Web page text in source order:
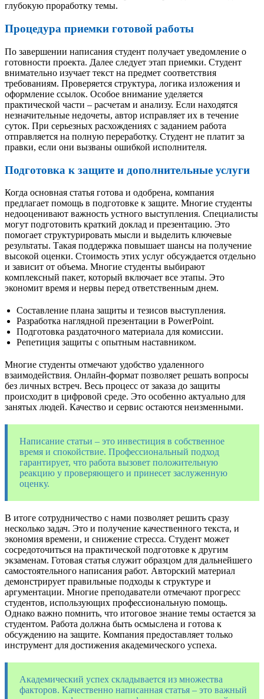
глубокую проработку темы.
Процедура приемки готовой работы
По завершении написания студент получает уведомление о
готовности проекта. Далее следует этап приемки. Студент
внимательно изучает текст на предмет соответствия
требованиям. Проверяется структура, логика изложения и
оформление ссылок. Особое внимание уделяется
практической части – расчетам и анализу. Если находятся
незначительные недочеты, автор исправляет их в течение
суток. При серьезных расхождениях с заданием работа
отправляется на полную переработку. Студент не платит за
правки, если они вызваны ошибкой исполнителя.
Подготовка к защите и дополнительные услуги
Когда основная статья готова и одобрена, компания
предлагает помощь в подготовке к защите. Многие студенты
недооценивают важность устного выступления. Специалисты
могут подготовить краткий доклад и презентацию. Это
помогает структурировать мысли и выделить ключевые
результаты. Такая поддержка повышает шансы на получение
высокой оценки. Стоимость этих услуг обсуждается отдельно
и зависит от объема. Многие студенты выбирают
комплексный пакет, который включает все этапы. Это
экономит время и нервы перед ответственным днем.
Составление плана защиты и тезисов выступления.
Разработка наглядной презентации в PowerPoint.
Подготовка раздаточного материала для комиссии.
Репетиция защиты с опытным наставником.
Многие студенты отмечают удобство удаленного
взаимодействия. Онлайн-формат позволяет решать вопросы
без личных встреч. Весь процесс от заказа до защиты
происходит в цифровой среде. Это особенно актуально для
занятых людей. Качество и сервис остаются неизменными.
Написание статьи – это инвестиция в собственное
время и спокойствие. Профессиональный подход
гарантирует, что работа вызовет положительную
реакцию у проверяющего и принесет заслуженную
оценку.
В итоге сотрудничество с нами позволяет решить сразу
несколько задач. Это и получение качественного текста, и
экономия времени, и снижение стресса. Студент может
сосредоточиться на практической подготовке к другим
экзаменам. Готовая статья служит образцом для дальнейшего
самостоятельного написания работ. Авторский материал
демонстрирует правильные подходы к структуре и
аргументации. Многие преподаватели отмечают прогресс
студентов, использующих профессиональную помощь.
Однако важно помнить, что итоговое знание темы остается за
студентом. Работа должна быть осмыслена и готова к
обсуждению на защите. Компания предоставляет только
инструмент для достижения академического успеха.
Академический успех складывается из множества
факторов. Качественно написанная статья – это важный